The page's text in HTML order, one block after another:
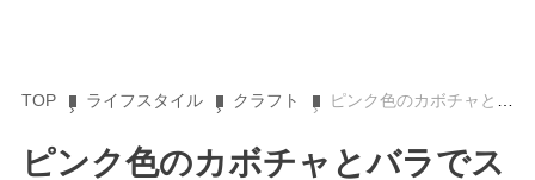
TOP ライフスタイル クラフト ピンク色のカボチャとバラでスイートなハロウィンアレンジ
ピンク色のカボチャとバラでス